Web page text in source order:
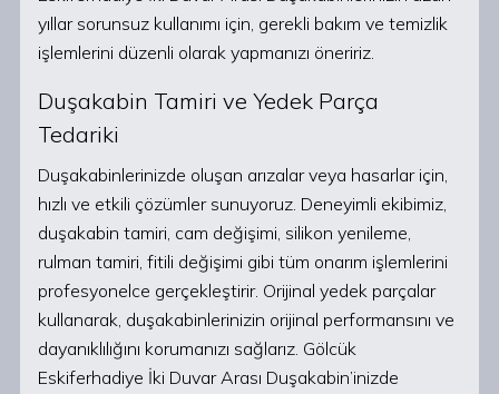
yıllar sorunsuz kullanımı için, gerekli bakım ve temizlik
işlemlerini düzenli olarak yapmanızı öneririz.
Duşakabin Tamiri ve Yedek Parça
Tedariki
Duşakabinlerinizde oluşan arızalar veya hasarlar için,
hızlı ve etkili çözümler sunuyoruz. Deneyimli ekibimiz,
duşakabin tamiri, cam değişimi, silikon yenileme,
rulman tamiri, fitili değişimi gibi tüm onarım işlemlerini
profesyonelce gerçekleştirir. Orijinal yedek parçalar
kullanarak, duşakabinlerinizin orijinal performansını ve
dayanıklılığını korumanızı sağlarız. Gölcük
Eskiferhadiye İki Duvar Arası Duşakabin’inizde